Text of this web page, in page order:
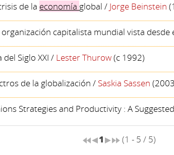
de la economía global / Jorge Beinstein
organización capitalista mundial vista desde
Siglo XXI / Lester Thurow(c 1992)
de la globalización / Saskia Sassen
Strategies and Productivity : A
1 (1 - 5 / 5)